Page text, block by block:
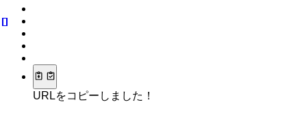
URLをコピーしました！